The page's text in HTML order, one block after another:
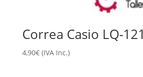
Correa Casio LQ-121
4,90€ (IVA Inc.)